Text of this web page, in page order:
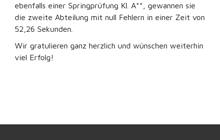
ebenfalls einer Springprüfung Kl. A**, gewannen sie
die zweite Abteilung mit null Fehlern in einer Zeit von
52,26 Sekunden.
Wir gratulieren ganz herzlich und wünschen weiterhin
viel Erfolg!